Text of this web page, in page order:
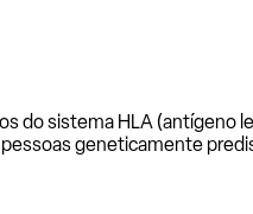
do sistema HLA (antígeno
geneticamente